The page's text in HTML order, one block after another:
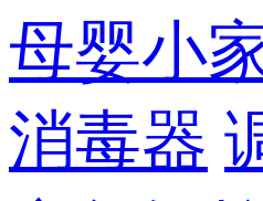
母婴小
消毒器